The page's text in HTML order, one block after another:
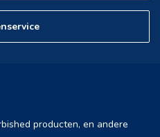
producten, en andere